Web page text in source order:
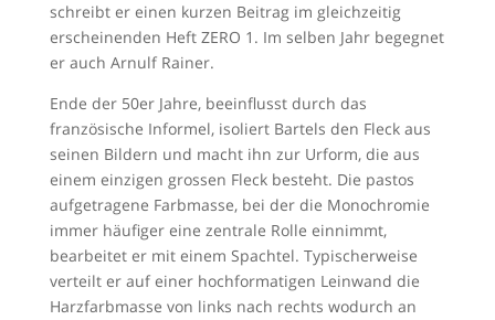
schreibt er einen kurzen Beitrag im gleichzeitig
erscheinenden Heft ZERO 1. Im selben Jahr begegnet
er auch Arnulf Rainer.
Ende der 50er Jahre, beeinflusst durch das
französische Informel, isoliert Bartels den Fleck aus
seinen Bildern und macht ihn zur Urform, die aus
einem einzigen grossen Fleck besteht. Die pastos
aufgetragene Farbmasse, bei der die Monochromie
immer häufiger eine zentrale Rolle einnimmt,
bearbeitet er mit einem Spachtel. Typischerweise
verteilt er auf einer hochformatigen Leinwand die
Harzfarbmasse von links nach rechts wodurch an